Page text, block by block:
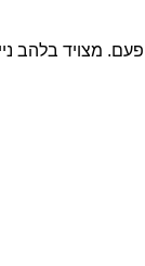
מצויד בלהב